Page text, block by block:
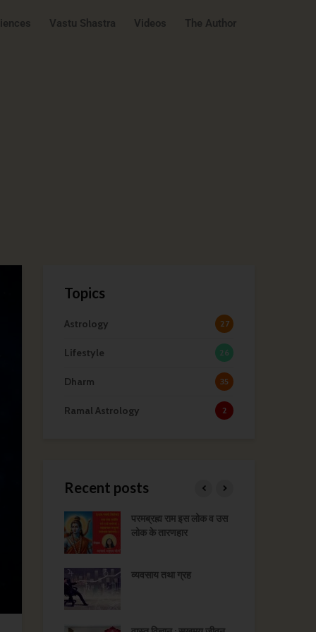
Vastu Shastra Videos The Author
Topics
Astrology 27
Lifestyle 26
Dharm 35
Ramal Astrology 2
Recent posts
परमब्रह्म राम इस लोक व उस
लोक के तारणहार
व्यवसाय तथा ग्रह